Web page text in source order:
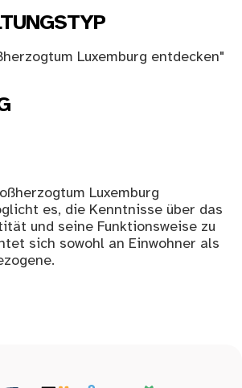
Luxemburg entdecken"
Luxemburg
es, die Kenntnisse über das
und seine Funktionsweise zu
sich sowohl an Einwohner als